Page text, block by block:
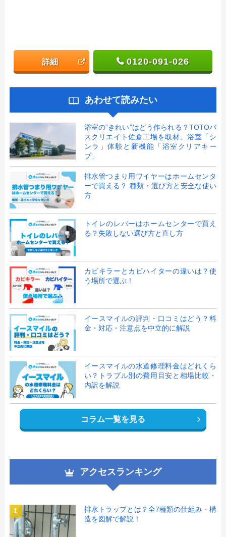
詳細 0120-091-026
あわせて読みたい
浴室の”きれい”はどう作られる？TOTOバ
スクリエイト佐倉工場を取材。浴室「シ
ンラ」体験と新機能「浴室クリアキー
プ」
排水管つまり用ワイヤーはホームセンタ
ーで買える？ 種類・選び方と安全な使い
方
トイレのレバーはホームセンターで買え
る？失敗しない選び方と直し方
カビキラーとカビハイターの違いは？使
う場所で選ぶ！
イースマイルの評判・口コミはどう？料
金・対応・注意点を中立的に解説
イースマイルの水道修理料金はどれくら
い？トラブル別の費用目安と相場比較・
内訳を解説
コラム一覧を見る
アクセスランキング
1
排水トラップとは？全7種類の仕組み・構
造を図解で解説！